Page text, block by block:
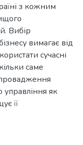
з кожним
Вибір
вимагає від
сучасні
саме
управління як
її